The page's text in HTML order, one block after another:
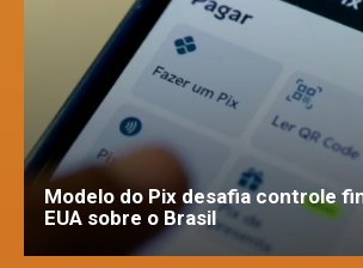
Modelo do Pix desafia controle
EUA sobre o Brasil